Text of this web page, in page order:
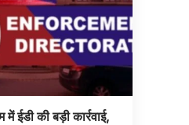
ईडी की बड़ी कार्रवाई,